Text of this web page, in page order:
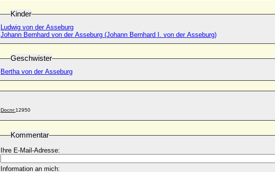
Kinder
Ludwig von der Asseburg
Johann Bernhard von der Asseburg (Johann Bernhard I. von der Asseburg)
Geschwister
Bertha von der Asseburg
Docnr:12950
Kommentar
Ihre E-Mail-Adresse:
Information an mich: